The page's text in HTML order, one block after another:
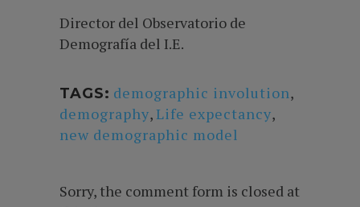
Director del Observatorio de
Demografía del I.E.
TAGS: demographic involution,
demography,Life expectancy,
new demographic model
Sorry, the comment form is closed at